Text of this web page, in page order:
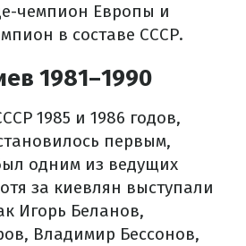
чемпион Европы и
в составе СССР.
1981–1990
1985 и 1986 годов,
первым,
одним из ведущих
за киевлян выступали
Игорь Беланов,
Владимир Бессонов,